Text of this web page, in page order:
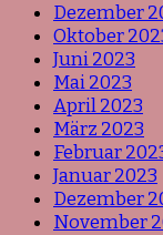
Dezember
Oktober
Juni 2023
Mai 2023
April 2023
März 2023
Februar
Januar 2023
Dezember
November